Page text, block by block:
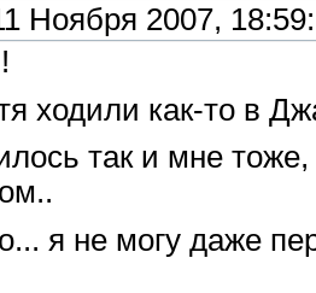
Ноября 2007,
ходили как-то в
так и мне
я не могу даже